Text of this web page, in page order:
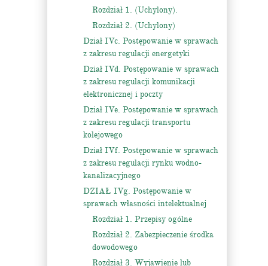
Rozdział 1. (Uchylony).
Rozdział 2. (Uchylony)
Dział IVc. Postępowanie w sprawach
z zakresu regulacji energetyki
Dział IVd. Postępowanie w sprawach
z zakresu regulacji komunikacji
elektronicznej i poczty
Dział IVe. Postępowanie w sprawach
z zakresu regulacji transportu
kolejowego
Dział IVf. Postępowanie w sprawach
z zakresu regulacji rynku wodno-
kanalizacyjnego
DZIAŁ IVg. Postępowanie w
sprawach własności intelektualnej
Rozdział 1. Przepisy ogólne
Rozdział 2. Zabezpieczenie środka
dowodowego
Rozdział 3. Wyjawienie lub